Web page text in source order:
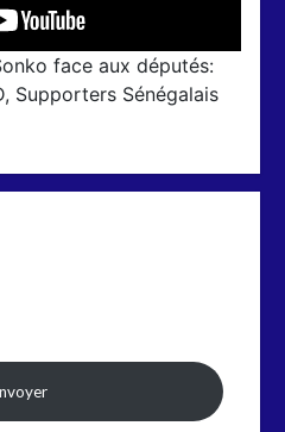
face aux députés:
Supporters Sénégalais